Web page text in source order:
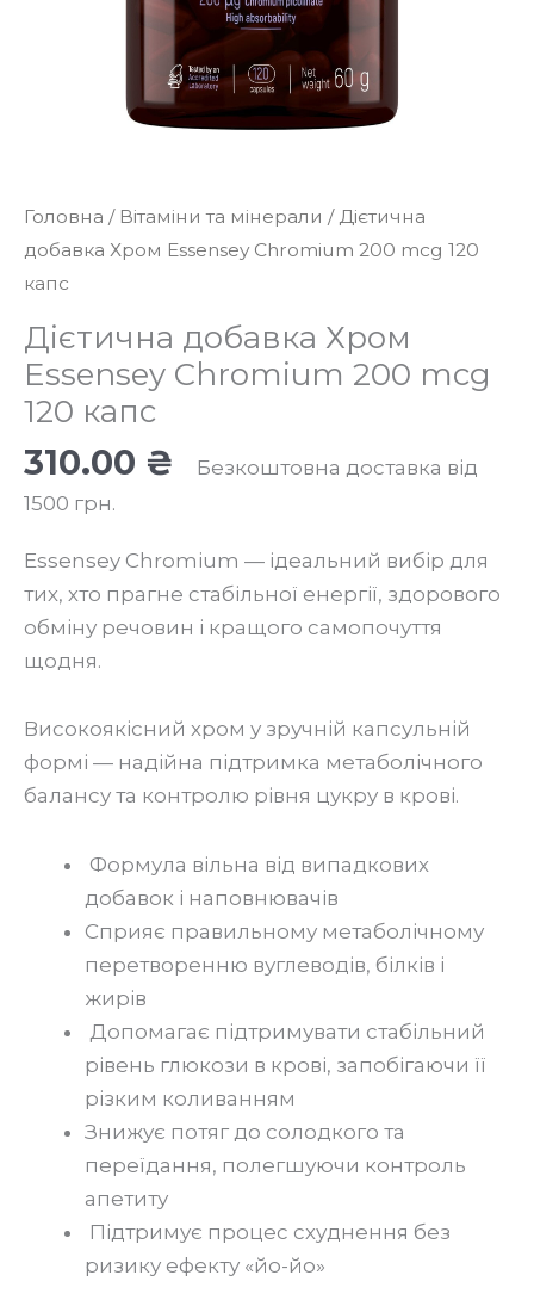
Головна / Вітаміни та мінерали / Дієтична
добавка Хром Essensey Chromium 200 mcg 120
капс
Дієтична добавка Хром
Essensey Chromium 200 mcg
120 капс
310.00 ₴
Безкоштовна доставка від
1500 грн.
Essensey Chromium — ідеальний вибір для
тих, хто прагне стабільної енергії, здорового
обміну речовин і кращого самопочуття
щодня.
Високоякісний хром у зручній капсульній
формі — надійна підтримка метаболічного
балансу та контролю рівня цукру в крові.
Формула вільна від випадкових
добавок і наповнювачів
Сприяє правильному метаболічному
перетворенню вуглеводів, білків і
жирів
Допомагає підтримувати стабільний
рівень глюкози в крові, запобігаючи її
різким коливанням
Знижує потяг до солодкого та
переїдання, полегшуючи контроль
апетиту
Підтримує процес схуднення без
ризику ефекту «йо-йо»